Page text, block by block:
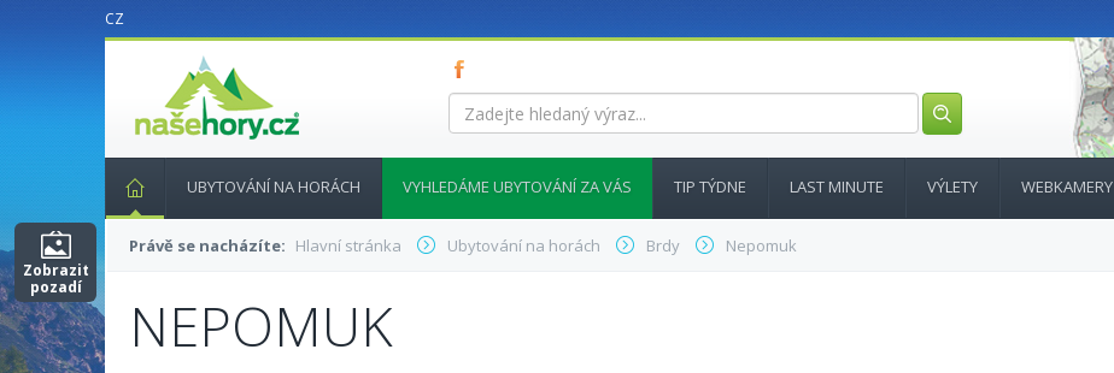
CZ
nasehory.cz
Zadejte
hledaný
UBYTOVÁNÍ NA HORÁCH VYHLEDÁME UBYTOVÁNÍ ZA VÁS TIP TÝDNE LAST MINUTE VÝLETY WEBKAMERY
Právě se nacházíte: Hlavní stránka Ubytování na horách Brdy Nepomuk
NEPOMUK
Zobrazit
pozadí